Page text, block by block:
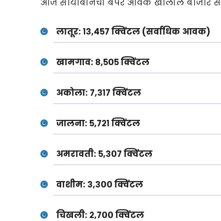
लातूर: १३,४५७ क्विंटल (सर्वाधिक आवक)
खामगाव: ८,५०५ क्विंटल
अकोला: ७,३१७ क्विंटल
जालना: ५,७२१ क्विंटल
अमरावती: ५,३०७ क्विंटल
वाशीम: ३,३०० क्विंटल
चिखली: २,७०० क्विंटल